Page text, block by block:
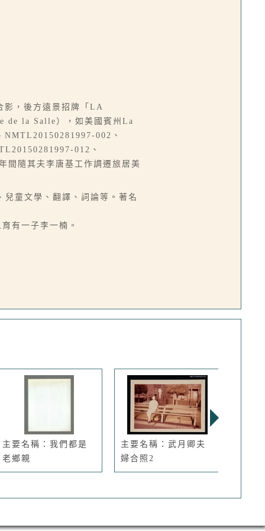
影，後方遠景招牌「LA
de la Salle），如美國賓州La
002、
012、
間隨其夫李唐基工作調遷旅居美
童文學、翻譯、詞論等。著名
有一子李一楠。
主要名稱：我們都是
老鄉親
主要名稱：武月卿夫
婦合照2